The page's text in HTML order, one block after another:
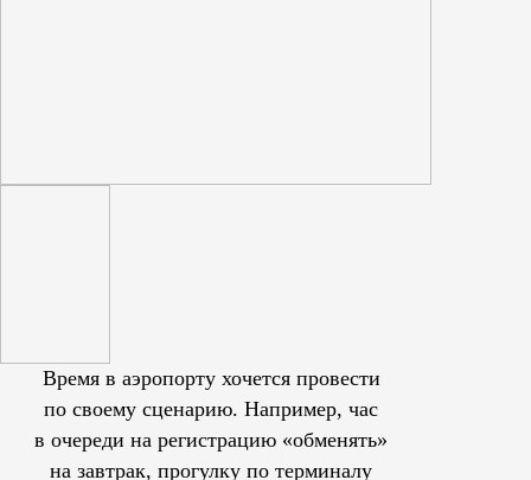
Время в аэропорту хочется провести
по своему сценарию. Например, час
в очереди на регистрацию «обменять»
на завтрак, прогулку по терминалу